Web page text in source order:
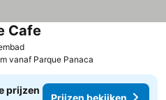
Cafe
vanaf Parque Panaca
prijzen
Prijzen bekijken